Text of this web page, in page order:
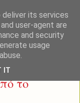
το
its services
user-agent are
and security
usage
IT